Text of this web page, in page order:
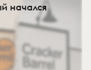
начался